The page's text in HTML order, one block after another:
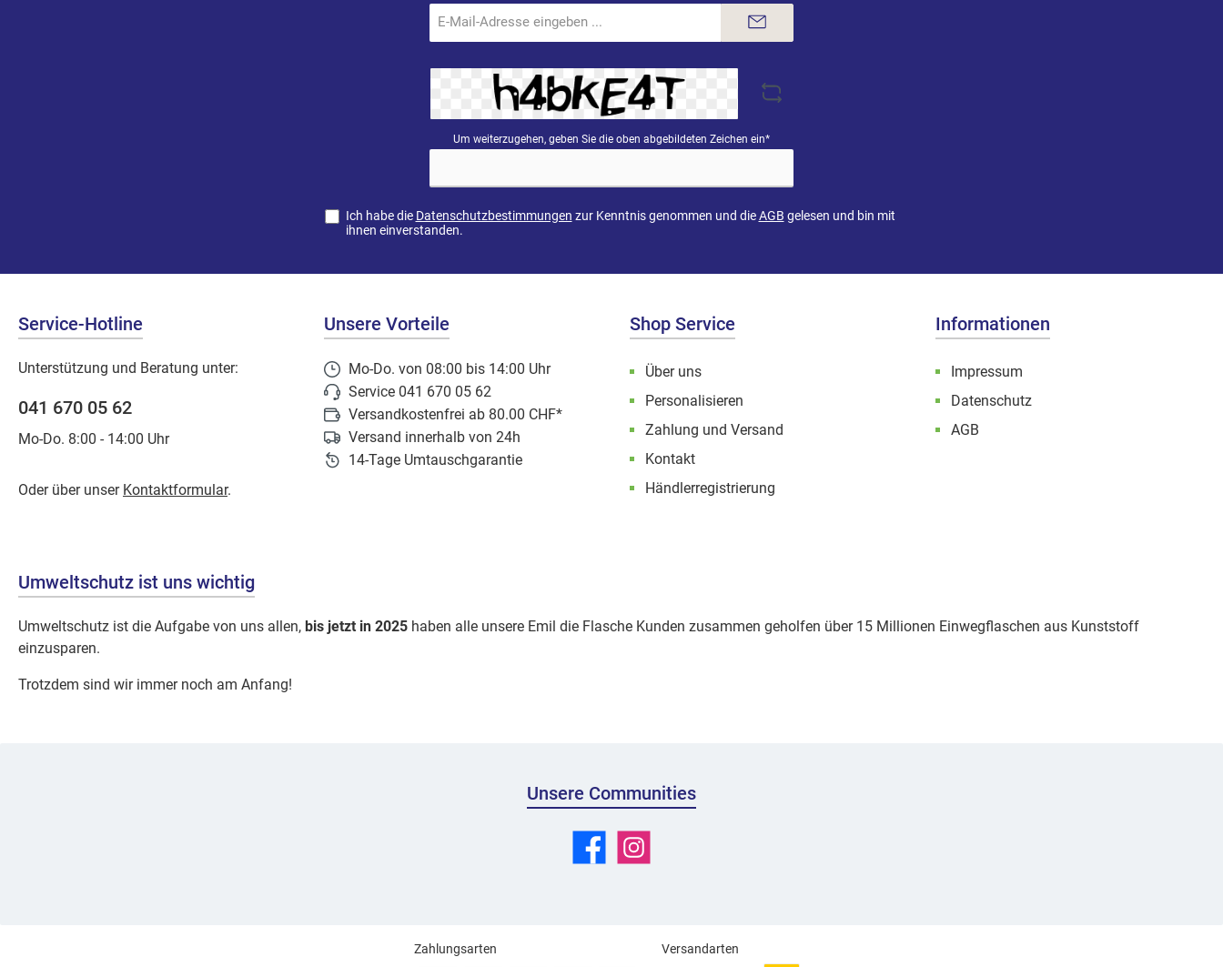
Mail-
Adresse*
Um weiterzugehen, geben Sie die oben abgebildeten Zeichen ein*
Ich habe die Datenschutzbestimmungen zur Kenntnis genommen und dieAGB gelesen und bin mit
ihnen einverstanden.
Service-Hotline
Unterstützung und Beratung unter:
041 670 05 62
Mo-Do. 8:00 - 14:00 Uhr
Oder über unser Kontaktformular.
Unsere Vorteile
Mo-Do. von 08:00 bis 14:00 Uhr
Service 041 670 05 62
Versandkostenfrei ab 80.00 CHF*
Versand innerhalb von 24h
14-Tage Umtauschgarantie
Shop Service
Über uns
Personalisieren
Zahlung und Versand
Kontakt
Händlerregistrierung
Informationen
Impressum
Datenschutz
AGB
Umweltschutz ist uns wichtig
Umweltschutz ist die Aufgabe von uns allen, bis jetzt in 2025 haben alle unsere Emil die Flasche Kunden zusammen geholfen über 15 Millionen Einwegflaschen aus Kunststoff
einzusparen.
Trotzdem sind wir immer noch am Anfang!
Unsere Communities
FacebookInstagram
Zahlungsarten Versandarten